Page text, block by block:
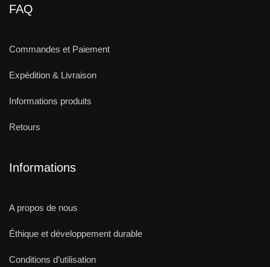
FAQ
Commandes et Paiement
Expédition & Livraison
Informations produits
Retours
Informations
A propos de nous
Éthique et développement durable
Conditions d’utilisation